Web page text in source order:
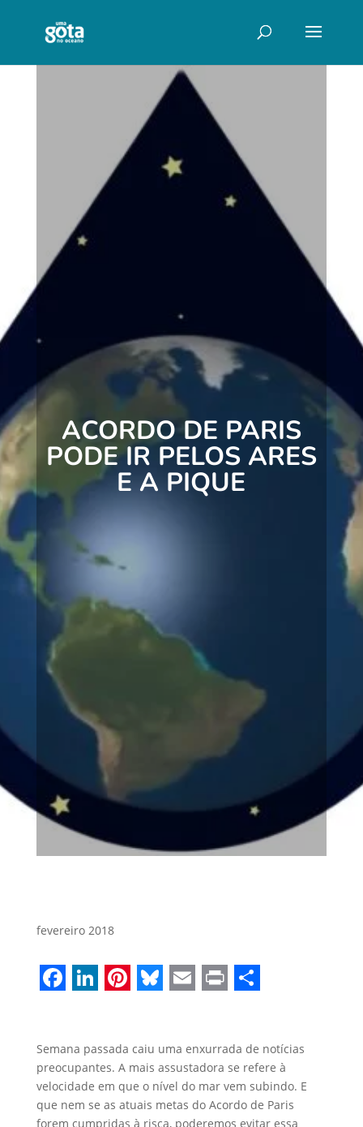
ACORDO DE PARIS
PODE IR PELOS ARES
E A PIQUE
fevereiro 2018
Semana passada caiu uma enxurrada de notícias
preocupantes. A mais assustadora se refere à
velocidade em que o nível do mar vem subindo. E
que nem se as atuais metas do Acordo de Paris
forem cumpridas à risca, poderemos evitar essa